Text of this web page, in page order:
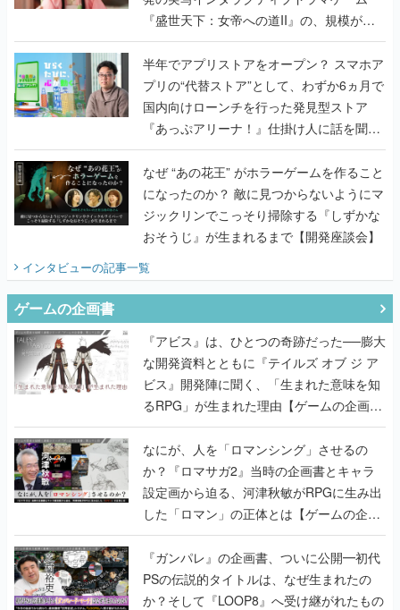
『盛世天下：女帝への道II』の、規模が違
うこだわりをプロデューサーに聞いた
半年でアプリストアをオープン？ スマホア
プリの“代替ストア”として、わずか6ヵ月で
国内向けローンチを行った発見型ストア
『あっぷアリーナ！』仕掛け人に話を聞い
てみた
なぜ “あの花王” がホラーゲームを作ること
になったのか？ 敵に見つからないようにマ
ジックリンでこっそり掃除する『しずかな
おそうじ』が生まれるまで【開発座談会】
インタビューの記事一覧
ゲームの企画書
『アビス』は、ひとつの奇跡だった──膨大
な開発資料とともに『テイルズ オブ ジ ア
ビス』開発陣に聞く、「生まれた意味を知
るRPG」が生まれた理由【ゲームの企画
書】
なにが、人を「ロマンシング」させるの
か？『ロマサガ2』当時の企画書とキャラ
設定画から迫る、河津秋敏がRPGに生み出
した「ロマン」の正体とは【ゲームの企画
書】
『ガンパレ』の企画書、ついに公開━初代
PSの伝説的タイトルは、なぜ生まれたの
か？そして『LOOP8』へ受け継がれたもの